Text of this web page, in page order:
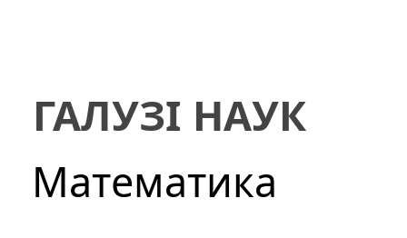
ГАЛУЗІ НАУК
Математика